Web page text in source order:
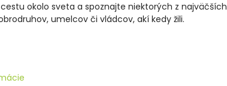
okolo sveta a spoznajte niektorých z najväčších
umelcov či vládcov, akí kedy žili.